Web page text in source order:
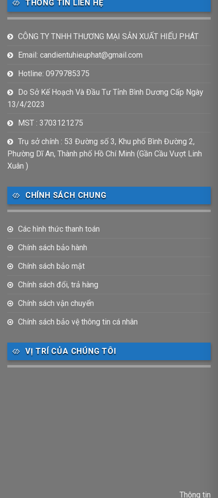
THÔNG TIN LIÊN HỆ
CÔNG TY TNHH THƯƠNG MẠI SẢN XUẤT HIẾU PHÁT
Email: candientuhieuphat@gmail.com
Hotline: 0979785375
Do Sở Kế Hoạch Và Đầu Tư Tỉnh Bình Dương Cấp Ngày
13/4/2023
MST : 3703121275
Trụ sở chính : 53 Đường số 3, Khu phố Bình Đường 2,
Phường Dĩ An, Thành phố Hồ Chí Minh (Gần Cầu Vượt Linh
Xuân )
CHÍNH SÁCH CHUNG
Các hình thức thanh toán
Chính sách bảo hành
Chính sách bảo mật
Chính sách đổi, trả hàng
Chính sách vận chuyển
Chính sách bảo vệ thông tin cá nhân
VỊ TRÍ CỦA CHÚNG TÔI
Thông tin